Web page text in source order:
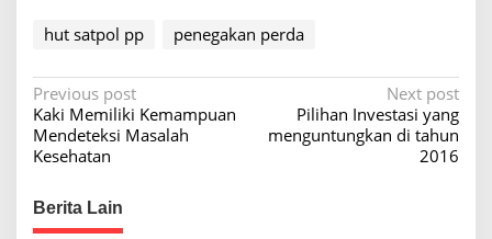
hut satpol pp penegakan perda
P
o
s
n
Previous post
Kaki Memiliki Kemampuan
Mendeteksi Masalah
Kesehatan
Next post
Pilihan Investasi yang
menguntungkan di tahun
2016
Berita Lain